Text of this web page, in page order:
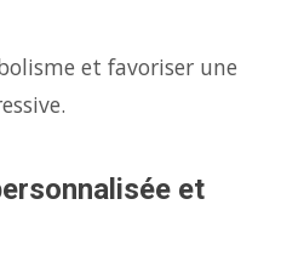
et favoriser une
et